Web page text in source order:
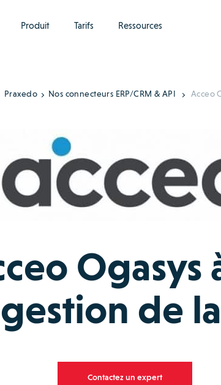
Produit Tarifs Ressources
Praxedo Nos connecteurs ERP/CRM & API Acceo
de
Contactez un expert